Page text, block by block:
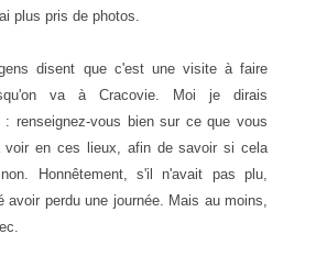
plus pris de photos.
disent que c'est une visite à faire
va à Cracovie. Moi je dirais
: renseignez-vous bien sur ce que vous
voir en ces lieux, afin de savoir si cela
Honnêtement, s'il n'avait pas plu,
avoir perdu une journée. Mais au moins,